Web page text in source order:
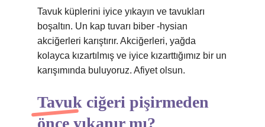
Tavuk küplerini iyice yıkayın ve tavukları
boşaltın. Un kap tuvarı biber -hysian
akciğerleri karıştırır. Akciğerleri, yağda
kolayca kızartılmış ve iyice kızarttığımız bir un
karışımında buluyoruz. Afiyet olsun.
Tavuk ciğeri pişirmeden
önce yıkanır mı?